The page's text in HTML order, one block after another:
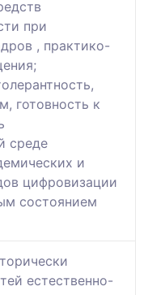
при
, практико-
готовность к
среде
и
цифровизации
состоянием
естественно-